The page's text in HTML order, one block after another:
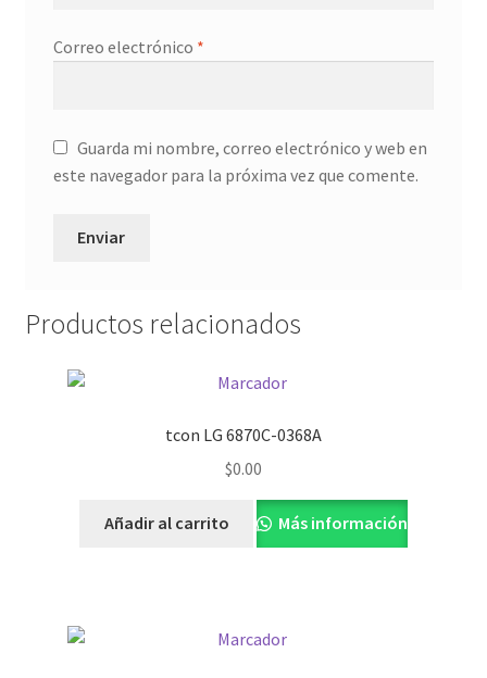
Correo electrónico *
Guarda mi nombre, correo electrónico y web en
este navegador para la próxima vez que comente.
Productos relacionados
tcon LG 6870C-0368A
$0.00
Añadir al carrito Más información